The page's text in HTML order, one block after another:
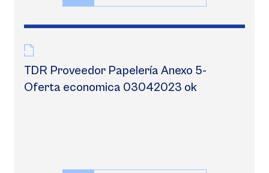
TDR Proveedor Papelería Anexo 5-
Oferta economica 03042023 ok